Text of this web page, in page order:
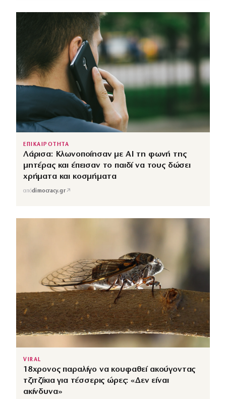
ΕΠΙΚΑΙΡΟΤΗΤΑ
Λάρισα: Κλωνοποίησαν με AI τη φωνή της
μητέρας και έπεισαν το παιδί να τους δώσει
χρήματα και κοσμήματα
απόdimocracy.gr↗
VIRAL
18χρονος παραλίγο να κουφαθεί ακούγοντας
τζιτζίκια για τέσσερις ώρες: «Δεν είναι
ακίνδυνα»